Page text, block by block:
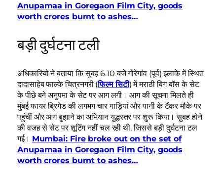
Anupamaa in Goregaon Film City, goods
worth crores burnt to ashes…
बड़ी दुर्घटना टली
अधिकारियों ने बताया कि सुबह 6.10 बजे गोरेगांव (पूर्व) इलाके में स्थित
दादासाहेब फाल्के चित्रनगरी (फिल्म सिटी) में मराठी बिग बॉस के सेट
के पीछे बने अनुपमा के सेट पर आग लगी। आग की सूचना मिलते ही
मुंबई फायर ब्रिगेड की लगभग चार गाड़ियां और पानी के टैंकर मौके पर
पहुंचीं और आग बुझाने का अभियान युद्धस्तर पर शुरू किया। सुबह होने
की वजह से सेट पर शूटिंग नहीं चल रही थी, जिससे बड़ी दुर्घटना टल
गई। Mumbai: Fire broke out on the set of
Anupamaa in Goregaon Film City, goods
worth crores burnt to ashes…